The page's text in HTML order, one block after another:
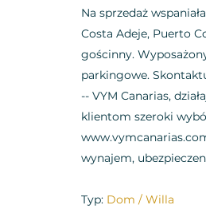
Na sprzedaż
Costa Adeje, Puerto
gościnny.
parkingowe.
-- VYM Canarias,
klientom szeroki
wynajem,
Typ: Dom / Willa